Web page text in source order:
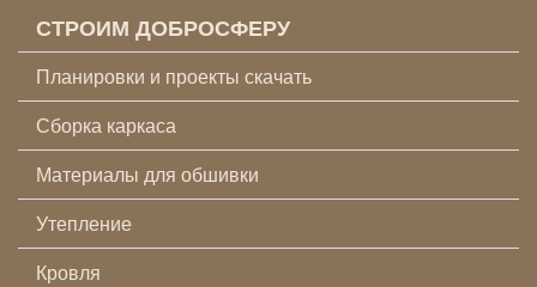
СТРОИМ ДОБРОСФЕРУ
Планировки и проекты скачать
Сборка каркаса
Материалы для обшивки
Утепление
Кровля